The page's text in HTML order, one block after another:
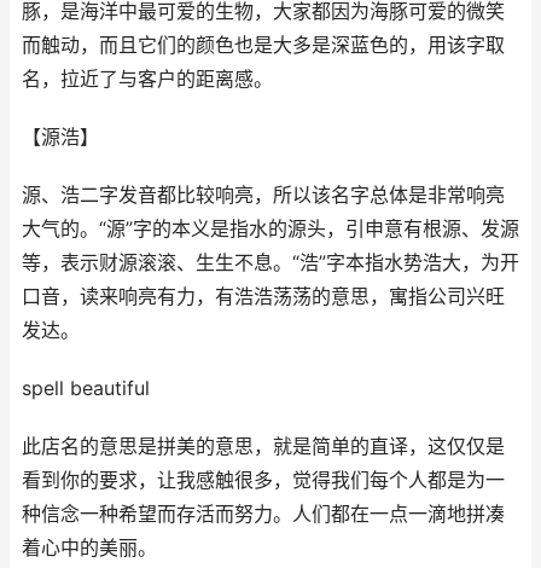
豚，是海洋中最可爱的生物，大家都因为海豚可爱的微笑
而触动，而且它们的颜色也是大多是深蓝色的，用该字取
名，拉近了与客户的距离感。
【源浩】
源、浩二字发音都比较响亮，所以该名字总体是非常响亮
大气的。“源”字的本义是指水的源头，引申意有根源、发源
等，表示财源滚滚、生生不息。“浩”字本指水势浩大，为开
口音，读来响亮有力，有浩浩荡荡的意思，寓指公司兴旺
发达。
spell beautiful
此店名的意思是拼美的意思，就是简单的直译，这仅仅是
看到你的要求，让我感触很多，觉得我们每个人都是为一
种信念一种希望而存活而努力。人们都在一点一滴地拼凑
着心中的美丽。